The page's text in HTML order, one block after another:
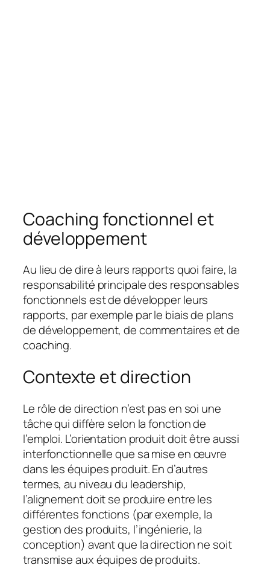
Coaching fonctionnel et
développement
Au lieu de dire à leurs rapports quoi faire, la
responsabilité principale des responsables
fonctionnels est de développer leurs
rapports, par exemple par le biais de plans
de développement, de commentaires et de
coaching.
Contexte et direction
Le rôle de direction n’est pas en soi une
tâche qui diffère selon la fonction de
l’emploi. L’orientation produit doit être aussi
interfonctionnelle que sa mise en œuvre
dans les équipes produit. En d’autres
termes, au niveau du leadership,
l’alignement doit se produire entre les
différentes fonctions (par exemple, la
gestion des produits, l’ingénierie, la
conception) avant que la direction ne soit
transmise aux équipes de produits.